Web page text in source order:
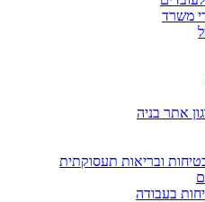
משרד
אתר בניה
ובריאות תעסוקתית
בעבודה